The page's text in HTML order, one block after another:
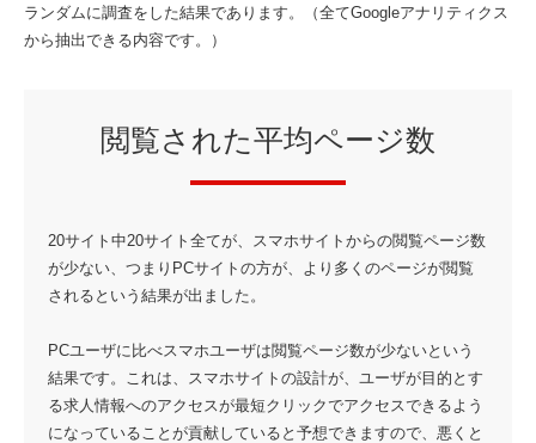
ランダムに調査をした結果であります。（全てGoogleアナリティクス
から抽出できる内容です。）
閲覧された平均ページ数
20サイト中20サイト全てが、スマホサイトからの閲覧ページ数
が少ない、つまりPCサイトの方が、より多くのページが閲覧
されるという結果が出ました。
PCユーザに比べスマホユーザは閲覧ページ数が少ないという
結果です。これは、スマホサイトの設計が、ユーザが目的とす
る求人情報へのアクセスが最短クリックでアクセスできるよう
になっていることが貢献していると予想できますので、悪くと